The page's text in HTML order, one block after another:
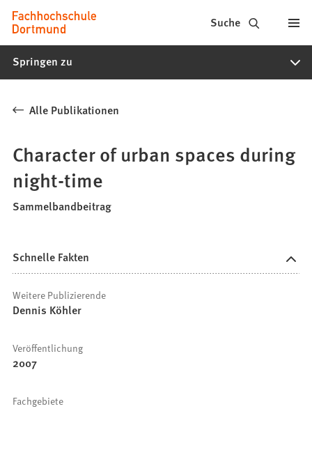
Inhalt anspringen
Fachhochschule
Dortmund
-
Studiengänge,
Bewerbung
Suche
Springen zu
Alle Publikationen
Character of urban spaces during
night-time
Sammelbandbeitrag
Schnelle Fakten
Weitere Publizierende
Dennis Köhler
Veröffentlichung
2007
Fachgebiete